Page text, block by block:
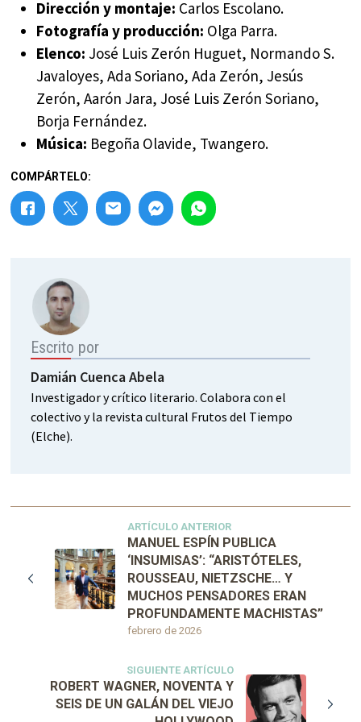
Dirección y montaje: Carlos Escolano.
Fotografía y producción: Olga Parra.
Elenco: José Luis Zerón Huguet, Normando S.
Javaloyes, Ada Soriano, Ada Zerón, Jesús
Zerón, Aarón Jara, José Luis Zerón Soriano,
Borja Fernández.
Música: Begoña Olavide, Twangero.
COMPÁRTELO:
Escrito por
Damián Cuenca Abela
Investigador y crítico literario. Colabora con el
colectivo y la revista cultural Frutos del Tiempo
(Elche).
ARTÍCULO ANTERIOR
febrero de 2026
MANUEL ESPÍN PUBLICA
‘INSUMISAS’: “ARISTÓTELES,
ROUSSEAU, NIETZSCHE… Y
MUCHOS PENSADORES ERAN
PROFUNDAMENTE MACHISTAS”
SIGUIENTE ARTÍCULO
ROBERT WAGNER, NOVENTA Y
SEIS DE UN GALÁN DEL VIEJO